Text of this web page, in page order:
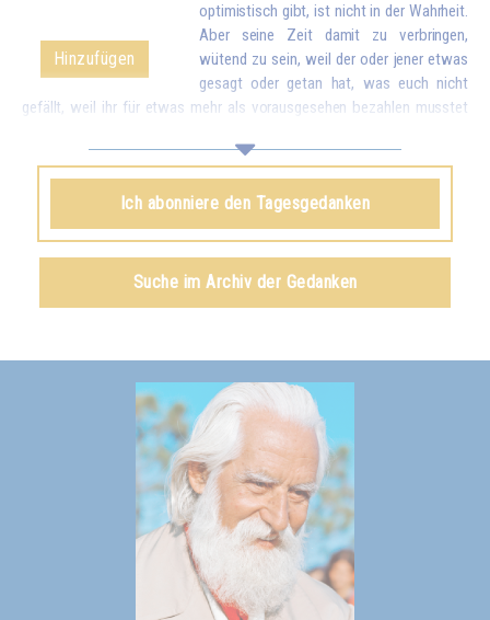
Hinzufügen
optimistisch gibt, ist nicht in der Wahrheit.
Aber seine Zeit damit zu verbringen,
wütend zu sein, weil der oder jener etwas
gesagt oder getan hat, was euch nicht
gefällt, weil ihr für etwas mehr als vorausgesehen bezahlen musstet
nicht salzig genug ist, wegen solch kleiner Unannehmlichkeiten zu
reagieren, als wären es Katastrophen, wird euch schließlich
stumpfsinnig machen. Vergleicht deshalb diese Kleinigkeiten mit all
dem Reichtum, den euch das Leben bringt. Wenn ihr euch bewusst
viele schöne und gute Dinge es in der Welt gibt und dass ihr das Leben
Siehe das Buch Das Lächeln des Weisen
Ich abonniere den Tagesgedanken
Suche im Archiv der Gedanken